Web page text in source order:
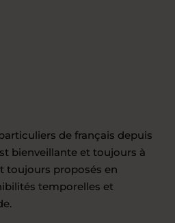
de français depuis
bienveillante et toujours à
toujours proposés en
temporelles et